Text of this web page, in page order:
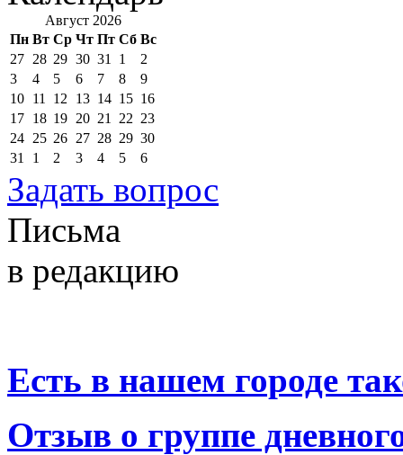
Август 2026
Пн Вт Ср Чт Пт Сб Вс
27 28 29 30 31 1
2
3
4 5 6 7 8
9
10 11 12 13 14 15 16
17 18 19 20 21 22 23
24 25 26 27 28 29 30
31
1 2 3 4 5 6
Задать вопрос
Письма
в редакцию
Есть в нашем городе
Отзыв о группе